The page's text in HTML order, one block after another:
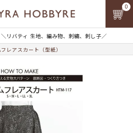
＼リバティ 生地、編み物、刺繍、刺し子／
0
レアスカート（型紙）